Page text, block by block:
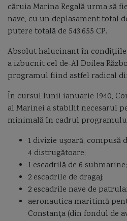
Vasily Bykov corveta vedeta vedeta
vedeta de patrulare Mark VI Vedeta
vedeta torpiloare Vosper vedete blindate
vedetele torpiloare lurssen vehicul glider
Vijelia Viscolul VL Mica
VTAP Zanzibar Zmeul
căruia Marina Regală urma să
nave, cu un deplasament total
putere totală de 543.655 CP.
Absolut halucinant în condiţiile
a izbucnit cel de-Al Doilea
programul fiind astfel radical
În cursul lunii ianuarie 1940,
al Marinei a stabilit necesarul
minimală în cadrul
1 divizie uşoară,
4 distrugătoare;
1 escadrilă de 6 submarine;
2 escadrile de dragaj;
2 escadrile nave de
aeronautica maritimă
Constanţa (din fondul de